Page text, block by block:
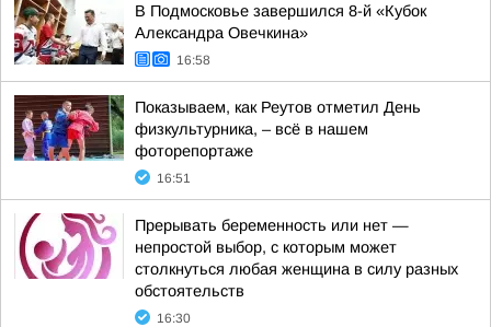
В Подмосковье завершился 8-й «Кубок
Александра Овечкина»
16:58
Показываем, как Реутов отметил День
физкультурника, – всё в нашем
фоторепортаже
16:51
Прерывать беременность или нет —
непростой выбор, с которым может
столкнуться любая женщина в силу разных
обстоятельств
16:30